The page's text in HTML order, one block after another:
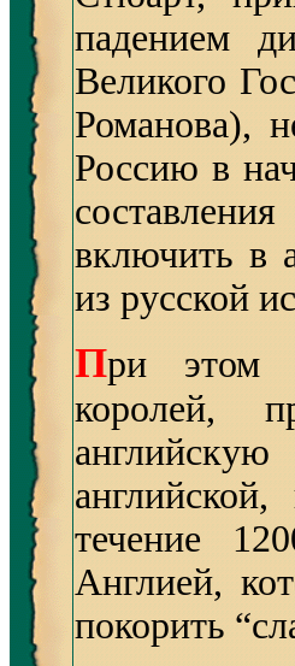
падением
Великого
Романова),
Россию в
включить в
из русской
При этом
королей,
английской,
течение
Англией,
покорить